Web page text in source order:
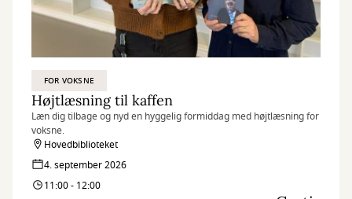
FOR VOKSNE
Højtlæsning til kaffen
Læn dig tilbage og nyd en hyggelig formiddag med højtlæsning for
voksne.
Hovedbiblioteket
4. september 2026
11:00 - 12:00